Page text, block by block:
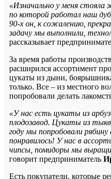
«Изначально у меня стояла
по которой работал наш
90-х он, к сожалению,
задачу мы выполнили,
рассказывает
За время работы
расширился ассортимент
цукаты из дыни,
только. Все – из местного
попробовали делать
«У нас есть цукаты из
плодозавод. Цукаты из
году мы попробовали рябину
понравилось! У нас в
чипсы, помидоры мы
говорит предприниматель
Есть покупатели, которые